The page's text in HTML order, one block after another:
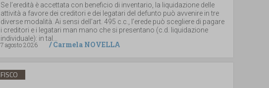
Se l’eredità è accettata con beneficio di inventario, la liquidazione delle
attività a favore dei creditori e dei legatari del defunto può avvenire in tre
diverse modalità. Ai sensi dell’art. 495 c.c., l’erede può scegliere di pagare
i creditori e i legatari man mano che si presentano (c.d. liquidazione
individuale): in tal...
7 agosto 2026
/Carmela NOVELLA
FISCO